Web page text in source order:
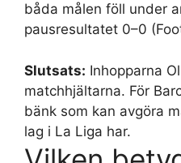
båda målen föll under
pausresultatet 0–0
Slutsats: Inhopparna
matchhjältarna. För
bänk som kan avgöra
lag i La Liga har.